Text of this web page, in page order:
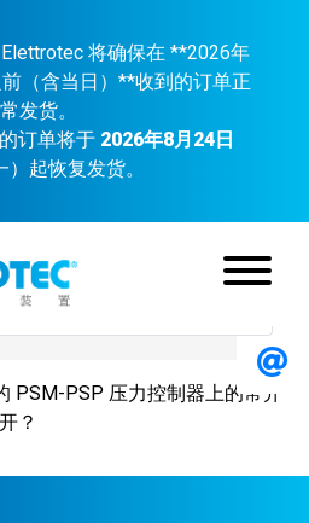
将确保在 **2026年
（含当日）**收到的订单正
常发货。
订单将于 2026年8月24日
）起恢复发货。
PSM-PSP 压力控制器上的常开
？